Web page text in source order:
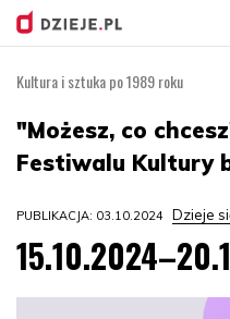
Kultura i sztuka po 1989 roku
"Możesz, co
Festiwalu Kultury
PUBLIKACJA: 03.10.2024 Dzieje